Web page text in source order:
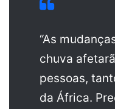
“As
chuva
pessoas,
da África.